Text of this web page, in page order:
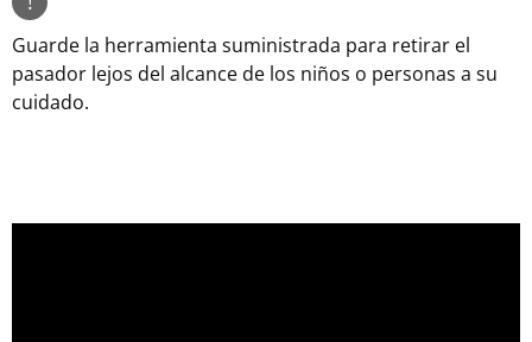
Guarde la herramienta suministrada para retirar el
pasador lejos del alcance de los niños o personas a su
cuidado.